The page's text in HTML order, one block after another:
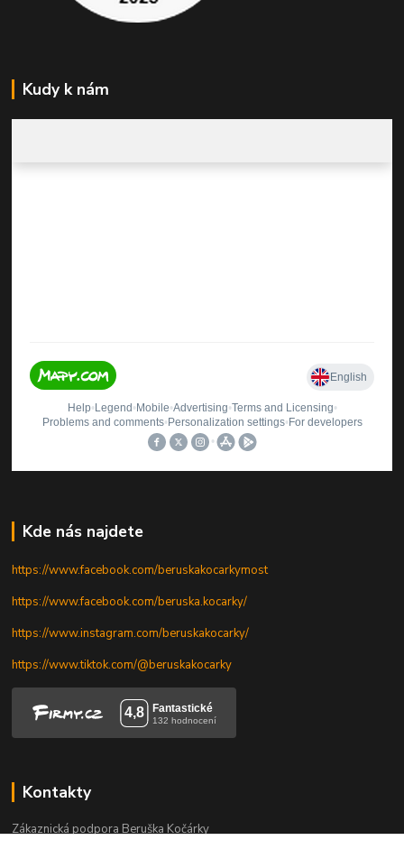
Kudy k nám
Kde nás najdete
https://www.facebook.com/beruskakocarkymost
https://www.facebook.com/beruska.kocarky/
https://www.instagram.com/beruskakocarky/
https://www.tiktok.com/@beruskakocarky
Kontakty
Zákaznická podpora Beruška Kočárky